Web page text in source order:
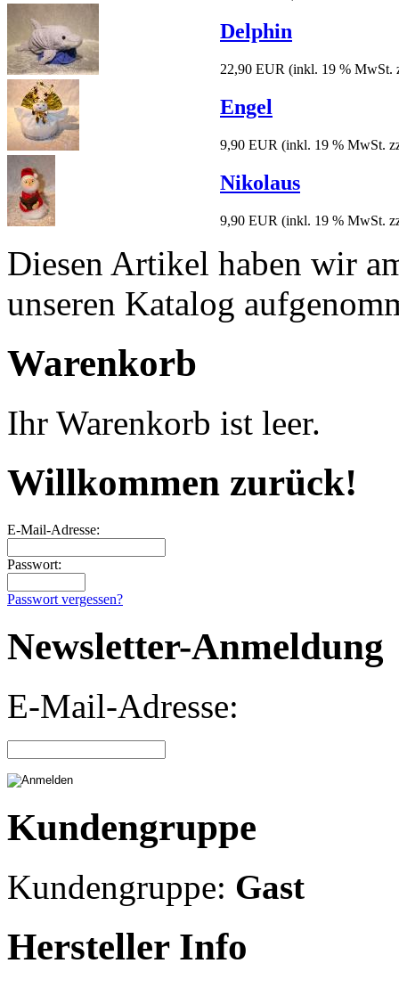
Delphin
22,90 EUR (inkl. 19 % MwSt.
Engel
9,90 EUR (inkl. 19 % MwSt.
Nikolaus
9,90 EUR (inkl. 19 % MwSt.
Diesen Artikel haben wir
unseren Katalog
Warenkorb
Ihr Warenkorb ist leer.
Willkommen zurück!
E-Mail-Adresse:
Passwort:
Passwort vergessen?
Newsletter-Anmeldung
E-Mail-Adresse:
Kundengruppe
Kundengruppe: Gast
Hersteller Info